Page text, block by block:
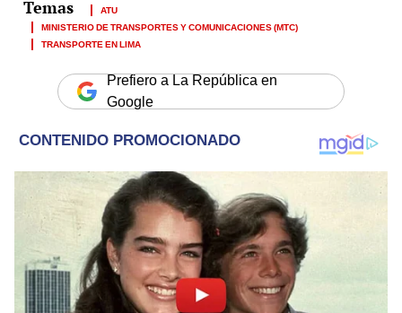
ATU
MINISTERIO DE TRANSPORTES Y COMUNICACIONES (MTC)
TRANSPORTE EN LIMA
Prefiero a La República en
Google